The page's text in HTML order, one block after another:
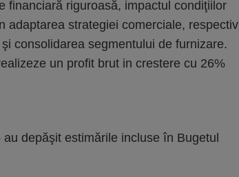
financiară riguroasă, impactul condiţiilor
adaptarea strategiei comerciale, respectiv
consolidarea segmentului de furnizare.
un profit brut in crestere cu 26%
depăşit estimările incluse în Bugetul